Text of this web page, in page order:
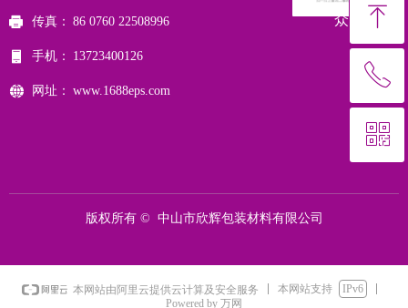
版权所有 © 中山市欣辉包装材料有限公司
传真： 86 0760 22508996
手机： 13723400126
网址： www.1688eps.com
众号
本网站由阿里云提供云计算及安全服务 本网站支持
IPv6
Powered by 万网
ꁸ
回到顶部
ꂅ
13723400126
ꀥ